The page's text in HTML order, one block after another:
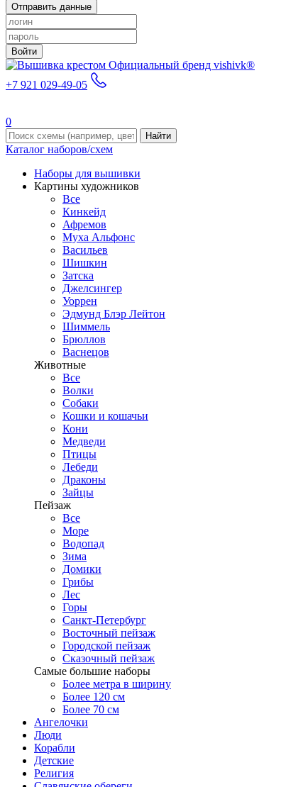
Отправить данные
Войти
Официальный бренд vishivk®
+7 921 029-49-05
0
Найти
Каталог наборов/схем
Наборы для вышивки
Картины художников
Все
Кинкейд
Афремов
Муха Альфонс
Васильев
Шишкин
Затска
Джелсингер
Уоррен
Эдмунд Блэр Лейтон
Шиммель
Брюллов
Васнецов
Животные
Все
Волки
Собаки
Кошки и кошачьи
Кони
Медведи
Птицы
Лебеди
Драконы
Зайцы
Пейзаж
Все
Море
Водопад
Зима
Домики
Грибы
Лес
Горы
Санкт-Петербург
Восточный пейзаж
Городской пейзаж
Сказочный пейзаж
Самые большие наборы
Более метра в ширину
Более 120 см
Более 70 см
Ангелочки
Люди
Корабли
Детские
Религия